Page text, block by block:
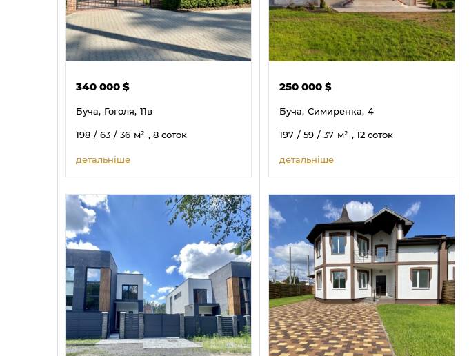
340 000 $
Буча, Гоголя, 11в
198 / 63 / 36 м² , 8 соток
детальніше
250 000 $
Буча, Симиренка, 4
197 / 59 / 37 м² , 12 соток
детальніше